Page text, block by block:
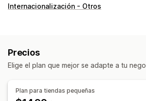
Bloqueo
Dirección IP
Redireccionamiento por error
Configuración de localización
Internacionalización - Otros
Precios
Elige el plan que mejor se adapte a tu
Plan para tiendas pequeñas